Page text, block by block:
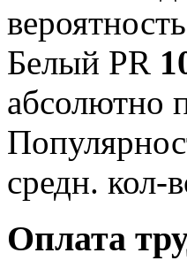
Белый PR
абсолютно
средн. кол-
Оплата